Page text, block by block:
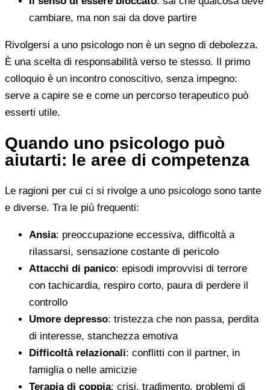
cambiare, ma non sai da dove partire
Rivolgersi a uno psicologo non è un segno di debolezza.
È una scelta di responsabilità verso te stesso. Il primo
colloquio è un incontro conoscitivo, senza impegno:
serve a capire se e come un percorso terapeutico può
esserti utile.
Quando uno psicologo può
aiutarti: le aree di competenza
Le ragioni per cui ci si rivolge a uno psicologo sono tante
e diverse. Tra le più frequenti:
Ansia: preoccupazione eccessiva, difficoltà a
rilassarsi, sensazione costante di pericolo
Attacchi di panico: episodi improvvisi di terrore
con tachicardia, respiro corto, paura di perdere il
controllo
Umore depresso: tristezza che non passa, perdita
di interesse, stanchezza emotiva
Difficoltà relazionali: conflitti con il partner, in
famiglia o nelle amicizie
Terapia di coppia: crisi, tradimento, problemi di